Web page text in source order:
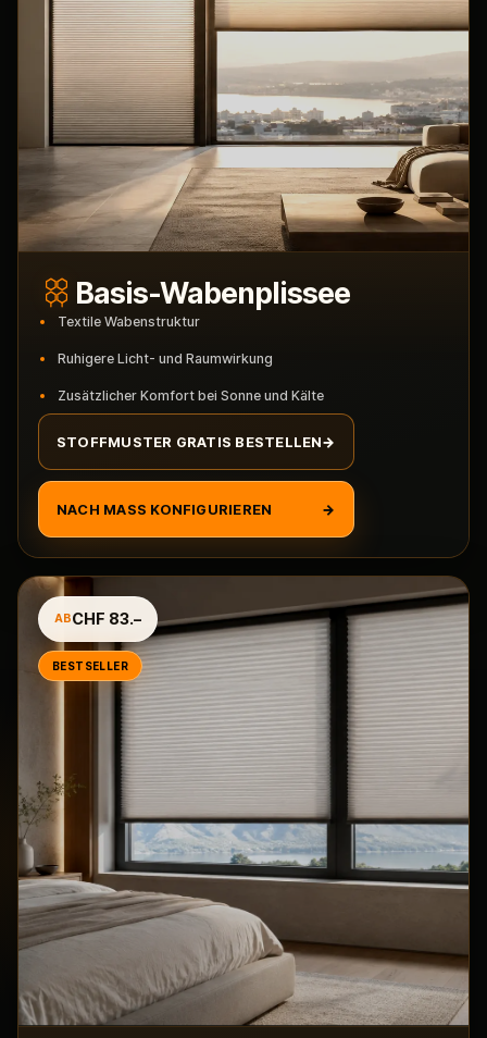
Basis-Wabenplissee
Textile Wabenstruktur
Ruhigere Licht- und Raumwirkung
Zusätzlicher Komfort bei Sonne und Kälte
STOFFMUSTER GRATIS BESTELLEN→
NACH MASS KONFIGURIEREN →
ABCHF 83.–
BESTSELLER